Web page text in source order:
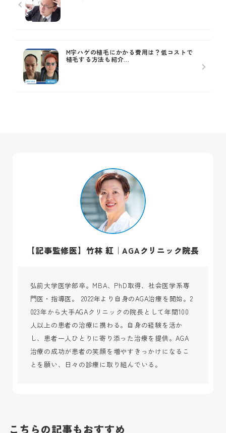
M字ハゲの植毛にかかる費用は？低コストで
植毛する方法も紹介...
【記事監修医】竹林 紅｜AGAクリニック院長
弘前大学医学部卒。MBA、PhD取得、社会医学系専
門医・指導医。 2022年より自身のAGA治療を開始。2
023年から大手AGAクリニックの院長として年間100
人以上の患者の治療に携わる。自身の経験を活か
し、患者一人ひとりに寄り添った治療を提供。AGA
治療の成功が患者の笑顔を増やすきっかけになるこ
とを願い、日々の診療に取り組んでいる。
こちらの記事もおすすめ